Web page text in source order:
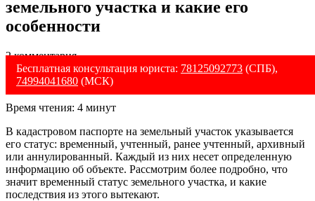
земельного участка и какие его
особенности
2 комментария
Бесплатная консультация юриста: 78125092773 (СПБ),
74994041680 (МСК)
Время чтения: 4 минут
В кадастровом паспорте на земельный участок указывается
его статус: временный, учтенный, ранее учтенный, архивный
или аннулированный. Каждый из них несет определенную
информацию об объекте. Рассмотрим более подробно, что
значит временный статус земельного участка, и какие
последствия из этого вытекают.